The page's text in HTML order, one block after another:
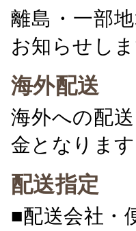
離島・一部
お知らせしま
海外配送
海外への配
金となりま
配送指定
■配送会社・